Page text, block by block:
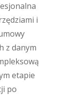
i
z danym
etapie
po